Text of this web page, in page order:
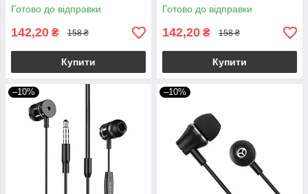
Готово до відправки
142,20 ₴ 158 ₴
Купити
Готово до відправки
142,20 ₴ 158 ₴
Купити
–10% –10%